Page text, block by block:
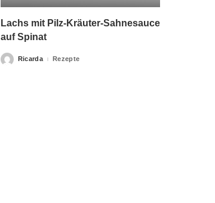
Lachs mit Pilz-Kräuter-Sahnesauce
auf Spinat
PostedRicarda Rezepte